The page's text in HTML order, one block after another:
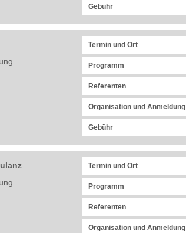
Gebühr
Termin und Ort
Programm
Referenten
Organisation und Anmeldung
Gebühr
Termin und Ort
Programm
Referenten
Organisation und Anmeldung